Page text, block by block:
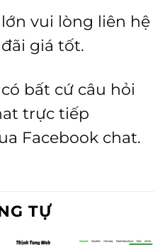
vui lòng liên hệ
giá tốt.
bất cứ câu hỏi
trực tiếp
Facebook chat.
TỰ